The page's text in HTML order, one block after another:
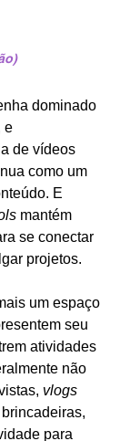
dominado
e
de vídeos
como um
E
mantém
se conectar
projetos.
um espaço
seu
atividades
não
vlogs
para